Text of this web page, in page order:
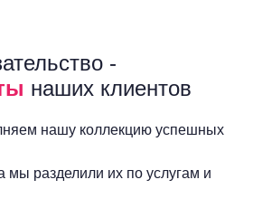
-
наших клиентов
нашу коллекцию успешных
мы разделили их по услугам и